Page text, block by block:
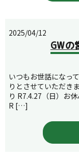
2025/04/12
GWの
いつもお世話になっ
りとさせていただき
り R7.4.27（日）お
R […]